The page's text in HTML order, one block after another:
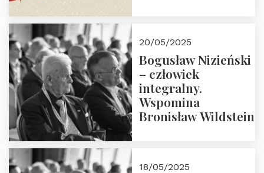
20/05/2025
Bogusław Nizieński
– człowiek
integralny.
Wspomina
Bronisław Wildstein
18/05/2025